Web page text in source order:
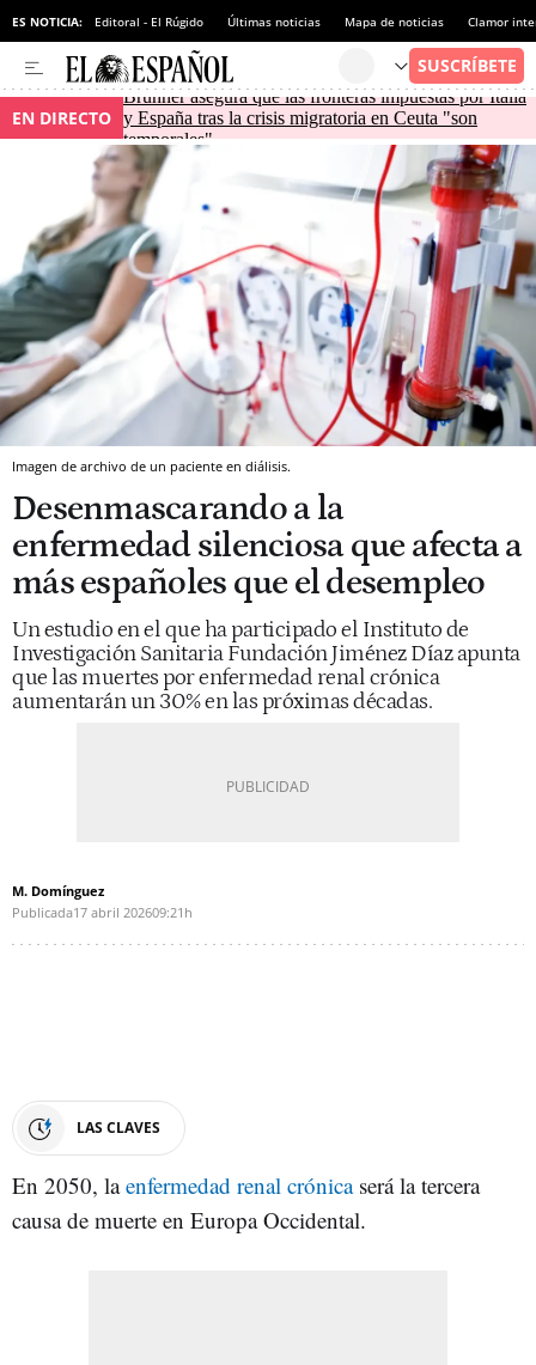
ES NOTICIA: Editoral - El Rúgido Últimas noticias Mapa de noticias Clamor
EN DIRECTO
Brunner asegura que las fronteras impuestas por Italia
y España tras la crisis migratoria en Ceuta "son
temporales"
Imagen de archivo de un paciente en diálisis.
Desenmascarando a la
enfermedad silenciosa que afecta a
más españoles que el desempleo
Un estudio en el que ha participado el Instituto de
Investigación Sanitaria Fundación Jiménez Díaz apunta
que las muertes por enfermedad renal crónica
aumentarán un 30% en las próximas décadas.
M. Domínguez
Publicada17 abril 202609:21h
LAS CLAVES
En 2050, laenfermedad renal crónicaserá la tercera
causa de muerte en Europa Occidental.